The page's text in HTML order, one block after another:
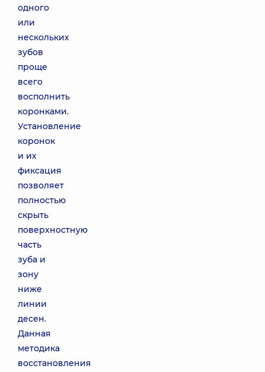
одного
или
нескольких
зубов
проще
всего
восполнить
коронками.
Установление
коронок
и их
фиксация
позволяет
полностью
скрыть
поверхностную
часть
зуба и
зону
ниже
линии
десен.
Данная
методика
восстановления